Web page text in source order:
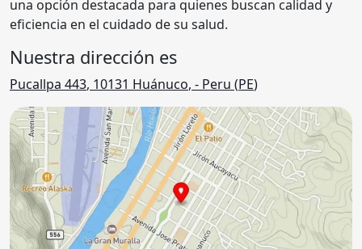
una opción destacada para quienes buscan calidad y
eficiencia en el cuidado de su salud.
Nuestra dirección es
Pucallpa 443, 10131 Huánuco, - Peru (PE)